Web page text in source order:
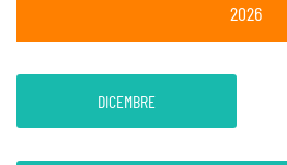
2026
DICEMBRE